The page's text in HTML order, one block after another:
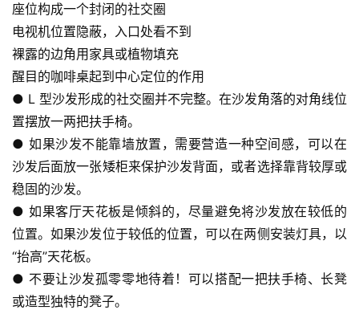
座位构成一个封闭的社交圈
电视机位置隐蔽，入口处看不到
裸露的边角用家具或植物填充
醒目的咖啡桌起到中心定位的作用
● L 型沙发形成的社交圈并不完整。在沙发角落的对角线位
置摆放一两把扶手椅。
● 如果沙发不能靠墙放置，需要营造一种空间感，可以在
沙发后面放一张矮柜来保护沙发背面，或者选择靠背较厚或
稳固的沙发。
● 如果客厅天花板是倾斜的，尽量避免将沙发放在较低的
位置。如果沙发位于较低的位置，可以在两侧安装灯具，以
“抬高”天花板。
● 不要让沙发孤零零地待着！可以搭配一把扶手椅、长凳
或造型独特的凳子。